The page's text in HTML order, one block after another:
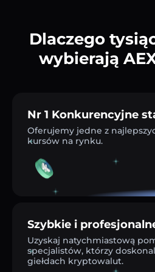
Dlaczego
wybierają
Nr 1 Konkurencyjne
Oferujemy jedne z
kursów na rynku.
Szybkie i
Uzyskaj natychmiastową
specjalistów, którzy
giełdach kryptowalut.